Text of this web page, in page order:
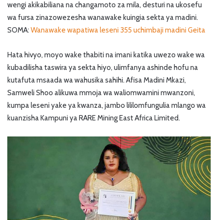
wengi akikabiliana na changamoto za mila, desturi na ukosefu
wa fursa zinazowezesha wanawake kuingia sekta ya madini.
SOMA: Wanawake wapatiwa leseni 355 uchimbaji madini Geita
Hata hivyo, moyo wake thabiti na imani katika uwezo wake wa
kubadilisha taswira ya sekta hiyo, ulimfanya ashinde hofu na
kutafuta msaada wa wahusika sahihi. Afisa Madini Mkazi,
Samweli Shoo alikuwa mmoja wa waliomwamini mwanzoni,
kumpa leseni yake ya kwanza, jambo lililomfungulia mlango wa
kuanzisha Kampuni ya RARE Mining East Africa Limited.